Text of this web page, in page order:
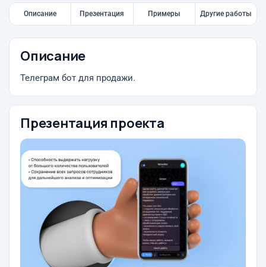
Описание Презентация Примеры Другие работы
Описание
Телеграм бот для продажи.
Презентация проекта